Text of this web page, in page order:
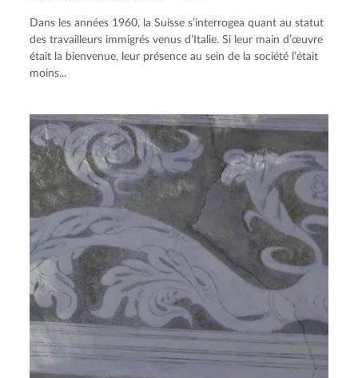
Dans les années 1960, la Suisse s’interrogea quant au statut
des travailleurs immigrés venus d’Italie. Si leur main d’œuvre
était la bienvenue, leur présence au sein de la société l’était
moins...